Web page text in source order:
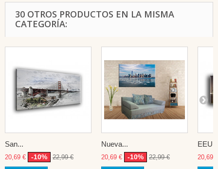
30 OTROS PRODUCTOS EN LA MISMA
CATEGORÍA:
San...
20,69 € -10% 22,99 €
Nueva...
20,69 € -10% 22,99 € 20,69 €